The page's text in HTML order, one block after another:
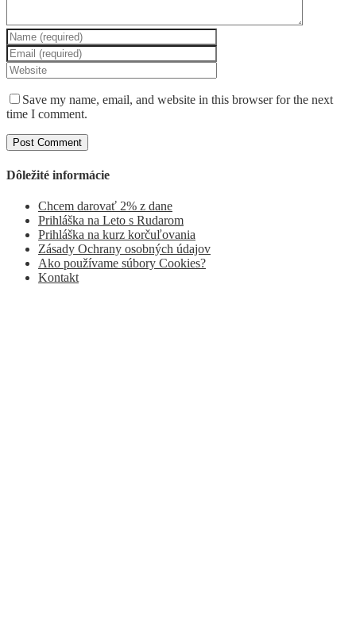
Save my name, email, and website in this browser for the next
time I comment.
Dôležité informácie
Chcem darovať 2% z dane
Prihláška na Leto s Rudarom
Prihláška na kurz korčuľovania
Zásady Ochrany osobných údajov
Ako používame súbory Cookies?
Kontakt